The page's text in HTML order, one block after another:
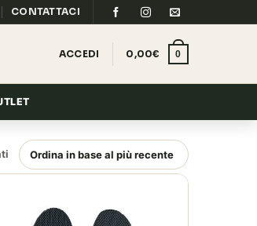
CONTATTACI
ACCEDI 0,00€ 0
Ordina